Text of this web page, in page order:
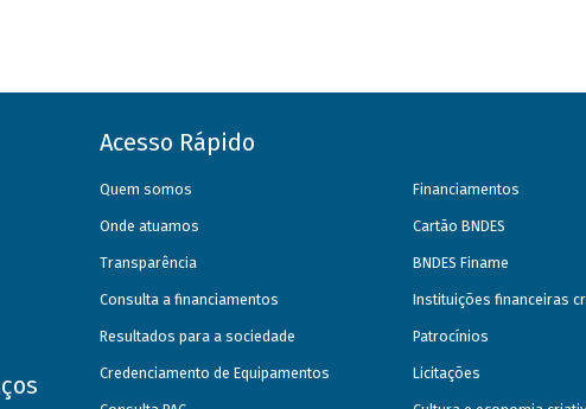
Acesso Rápido
Quem somos
Onde atuamos
Transparência
Consulta a financiamentos
Resultados para a sociedade
Credenciamento de Equipamentos
Financiamentos
Cartão BNDES
BNDES Finame
Instituições financeiras
Patrocínios
Licitações